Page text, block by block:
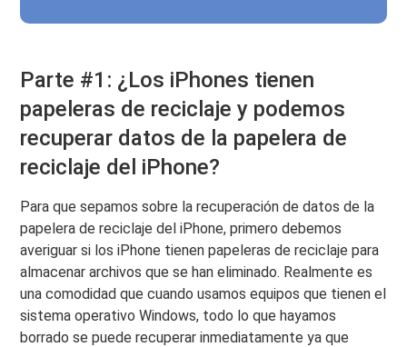
Parte #1: ¿Los iPhones tienen
papeleras de reciclaje y podemos
recuperar datos de la papelera de
reciclaje del iPhone?
Para que sepamos sobre la recuperación de datos de la
papelera de reciclaje del iPhone, primero debemos
averiguar si los iPhone tienen papeleras de reciclaje para
almacenar archivos que se han eliminado. Realmente es
una comodidad que cuando usamos equipos que tienen el
sistema operativo Windows, todo lo que hayamos
borrado se puede recuperar inmediatamente ya que